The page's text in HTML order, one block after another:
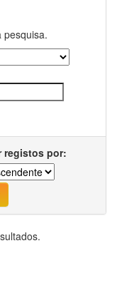
pesquisa.
registos por: